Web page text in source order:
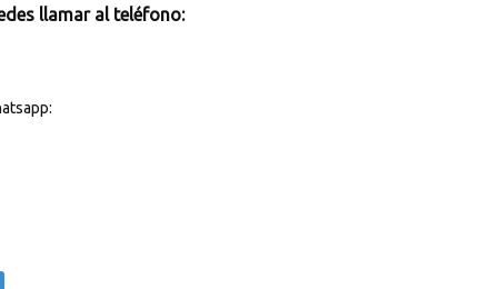
llamar al teléfono: